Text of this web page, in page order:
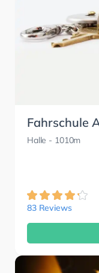
Fahrschule
Halle - 1010m
83 Reviews